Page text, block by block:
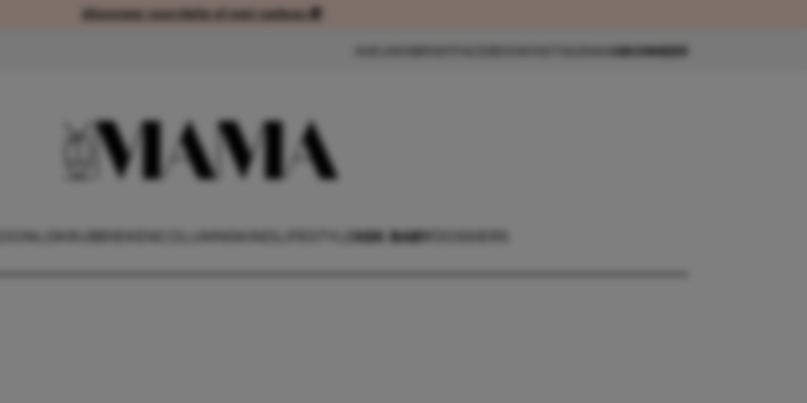
Abonneer voordelig of met cadeau 🎁Abonneer voordelig of met cadeau 🎁
ABONNEER
KEK BABY